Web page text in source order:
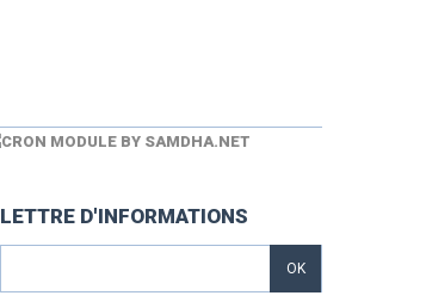
LETTRE D'INFORMATIONS
OK